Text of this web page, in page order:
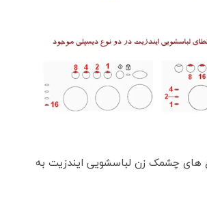
های چشمک زن لباسشویی ایندزیت به